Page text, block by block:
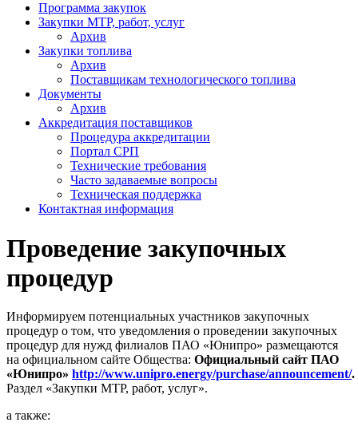
Программа закупок
Закупки МТР, работ, услуг
Архив
Закупки топлива
Архив
Поставщикам технологического топлива
Документы
Архив
Аккредитация поставщиков
Процедура аккредитации
Портал СРП
Технические требования
Часто задаваемые вопросы
Техническая поддержка
Контактная информация
Проведение закупочных
процедур
Информируем потенциальных участников закупочных
процедур о том, что уведомления о проведении закупочных
процедур для нужд филиалов ПАО «Юнипро» размещаются
на официальном сайте Общества: Официальный сайт ПАО
«Юнипро» http://www.unipro.energy/purchase/announcement/.
Раздел «Закупки МТР, работ, услуг».
а также: